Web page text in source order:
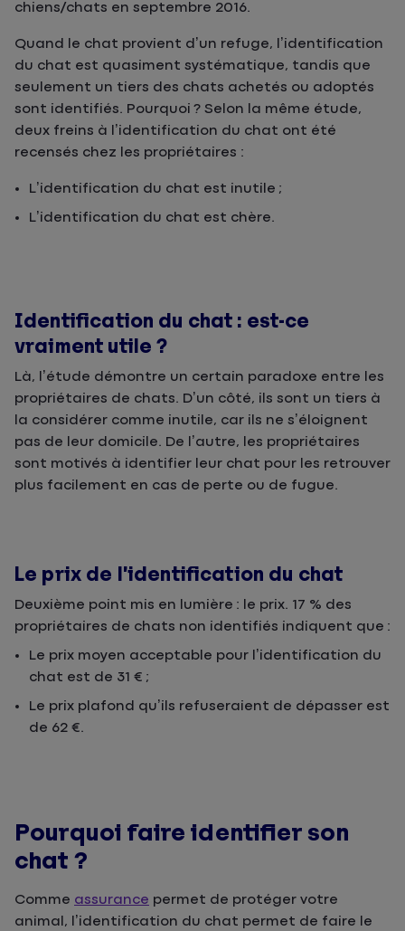
chiens/chats en septembre 2016.
Quand le chat provient d’un refuge, l’identification
du chat est quasiment systématique, tandis que
seulement un tiers des chats achetés ou adoptés
sont identifiés. Pourquoi ? Selon la même étude,
deux freins à l’identification du chat ont été
recensés chez les propriétaires :
L’identification du chat est inutile ;
L’identification du chat est chère.
Identification du chat : est-ce
vraiment utile ?
Là, l’étude démontre un certain paradoxe entre les
propriétaires de chats. D’un côté, ils sont un tiers à
la considérer comme inutile, car ils ne s’éloignent
pas de leur domicile. De l’autre, les propriétaires
sont motivés à identifier leur chat pour les retrouver
plus facilement en cas de perte ou de fugue.
Le prix de l’identification du chat
Deuxième point mis en lumière : le prix. 17 % des
propriétaires de chats non identifiés indiquent que :
Le prix moyen acceptable pour l’identification du
chat est de 31 € ;
Le prix plafond qu’ils refuseraient de dépasser est
de 62 €.
Pourquoi faire identifier son
chat ?
Comme assurance permet de protéger votre
animal, l’identification du chat permet de faire le